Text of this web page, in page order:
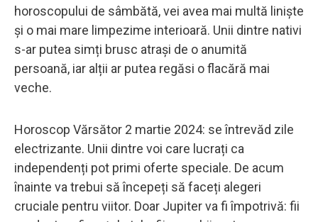
horoscopului de sâmbătă, vei avea mai multă liniște
și o mai mare limpezime interioară. Unii dintre nativi
s-ar putea simți brusc atrași de o anumită
persoană, iar alții ar putea regăsi o flacără mai
veche.
Horoscop Vărsător 2 martie 2024: se întrevăd zile
electrizante. Unii dintre voi care lucrați ca
independenți pot primi oferte speciale. De acum
înainte va trebui să începeți să faceți alegeri
cruciale pentru viitor. Doar Jupiter va fi împotrivă: fii